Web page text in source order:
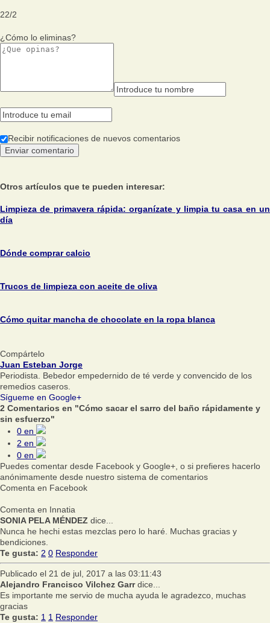
22/2
¿Cómo lo eliminas?
Recibir notificaciones de nuevos comentarios
Otros artículos que te pueden interesar:
Limpieza de primavera rápida: organízate y limpia tu casa en un
día
Dónde comprar calcio
Trucos de limpieza con aceite de oliva
Cómo quitar mancha de chocolate en la ropa blanca
Compártelo
Juan Esteban Jorge
Periodista. Bebedor empedernido de té verde y convencido de los
remedios caseros.
Sígueme en Google+
2 Comentarios en "Cómo sacar el sarro del baño rápidamente y
sin esfuerzo"
0 en
2 en
0 en
Puedes comentar desde Facebook y Google+, o si prefieres hacerlo
anónimamente desde nuestro sistema de comentarios
Comenta en Facebook
Comenta en Innatia
SONIA PELA MÉNDEZ dice...
Nunca he hechi estas mezclas pero lo haré. Muchas gracias y
bendiciones.
Te gusta: 2 0 Responder
Publicado el 21 de jul, 2017 a las 03:11:43
Alejandro Francisco Vilchez Garrdice...
Es importante me servio de mucha ayuda le agradezco, muchas
gracias
Te gusta: 1 1 Responder